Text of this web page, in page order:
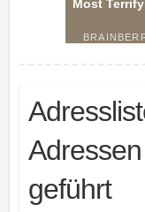
geführt